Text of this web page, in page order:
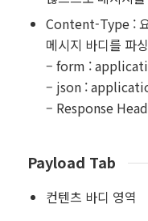
Content-Type :
메시지 바디를 파
– form :
– json :
– Response
Payload Tab
컨텐츠 바디 영역